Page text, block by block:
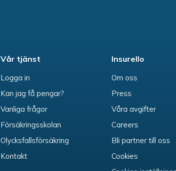
Vår tjänst
Logga in
Kan jag få pengar?
Vanliga frågor
Försäkringsskolan
Olycksfallsförsäkring
Kontakt
Insurello
Om oss
Press
Våra avgifter
Careers
Bli partner till oss
Cookies